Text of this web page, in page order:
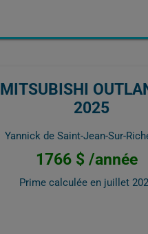
MITSUBISHI
2025
Yannick de Saint-Jean-Sur-
1766 $ /année
Prime calculée en juillet